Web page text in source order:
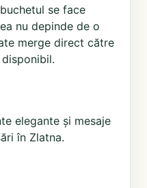
se face
nu depinde de o
merge direct către
elegante și mesaje
în Zlatna.